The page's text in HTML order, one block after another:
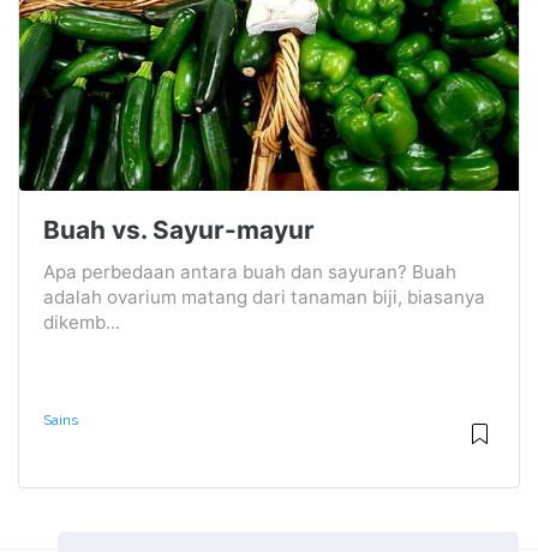
Buah vs. Sayur-mayur
Apa perbedaan antara buah dan sayuran? Buah
adalah ovarium matang dari tanaman biji, biasanya
dikemb...
Sains